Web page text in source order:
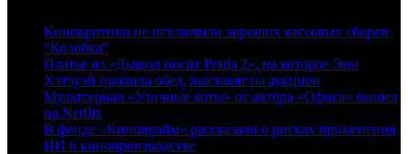
Кинокритики не исключили хороших кассовых сборов
“Колобка”
Платье из «Дьявол носит Prada 2», на которое Энн
Хэтэуэй пролила обед, выставят на аукцион
Мультсериал «Уличные коты» от автора «Офиса» вышел
на Netflix
В фонде «Кинопрайм» рассказали о рисках применения
ИИ в кинопроизводстве